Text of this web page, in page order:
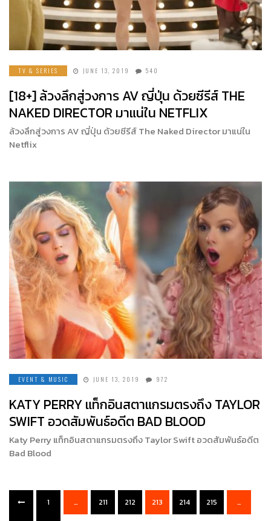
TV & SERIES JUNE 13, 2019 540
[18+] ล้วงลึกสู่วงการ AV ญี่ปุ่น ด้วยซีรีส์ THE
NAKED DIRECTOR มาแน่ใน NETFLIX
ล้วงลึกสู่วงการ AV ญี่ปุ่น ด้วยซีรีส์ The Naked Director มาแน่ใน
Netflix
EVENT & MUSIC JUNE 13, 2019 972
KATY PERRY แท็กอินสตาแกรมตรงถึง TAYLOR
SWIFT อวดสัมพันธ์อดีต BAD BLOOD
Katy Perry แท็กอินสตาแกรมตรงถึง Taylor Swift อวดสัมพันธ์อดีต
Bad Blood
1 … 211 212 213 214 215 …